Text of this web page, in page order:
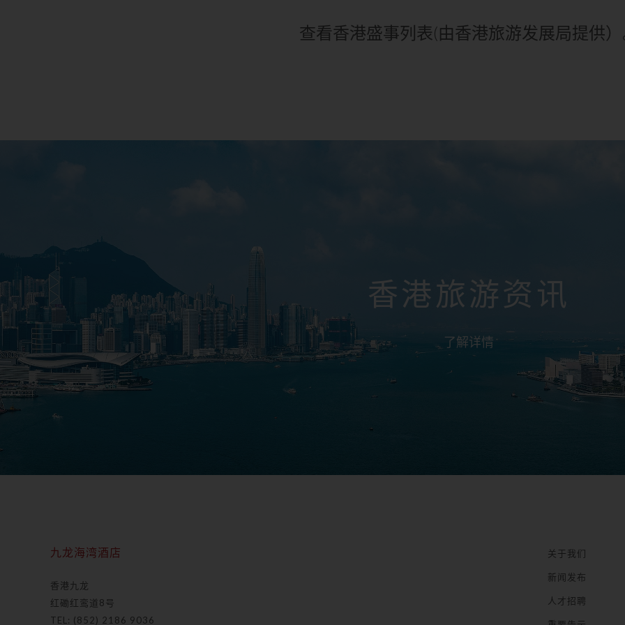
查看香港盛事列表(由香港旅游发展局提供
香港旅游资讯
了解详情
九龙海湾酒店
香港九龙
红磡红鸾道8号
TEL: (852) 2186 9036
关于我们
新闻发布
人才招聘